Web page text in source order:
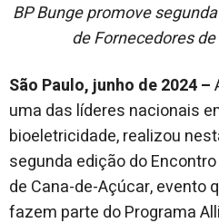
BP Bunge promove
de Fornecedores
São Paulo, junho de 2024 –
uma das líderes nacionais
bioeletricidade, realizou
segunda edição do
de Cana-de-Açúcar, evento
fazem parte do Programa